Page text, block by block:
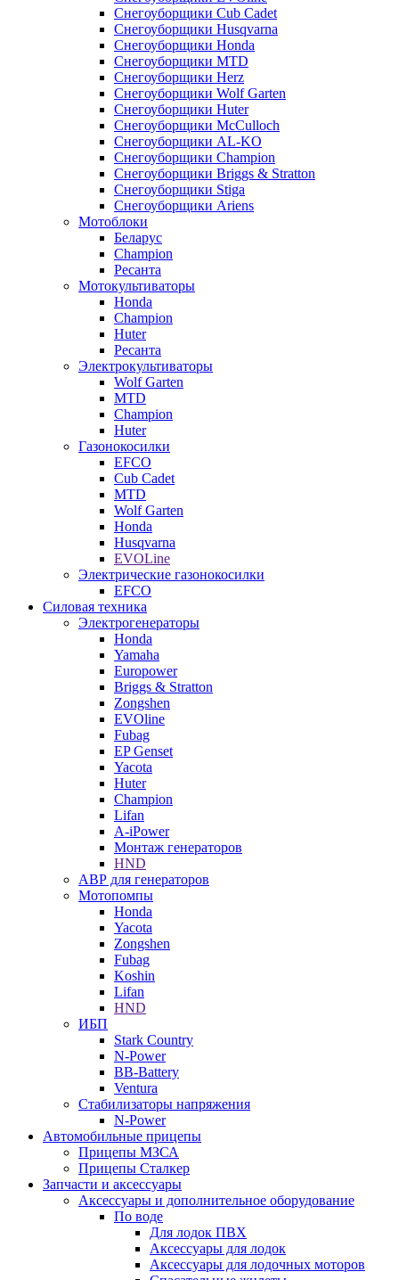
Снегоуборщики Cub Cadet
Снегоуборщики Husqvarna
Снегоуборщики Honda
Снегоуборщики MTD
Снегоуборщики Herz
Снегоуборщики Wolf Garten
Снегоуборщики Huter
Снегоуборщики McCulloch
Снегоуборщики AL-KO
Снегоуборщики Champion
Снегоуборщики Briggs & Stratton
Снегоуборщики Stiga
Снегоуборщики Ariens
Мотоблоки
Беларус
Champion
Ресанта
Мотокультиваторы
Honda
Champion
Huter
Ресанта
Электрокультиваторы
Wolf Garten
MTD
Champion
Huter
Газонокосилки
EFCO
Cub Cadet
MTD
Wolf Garten
Honda
Husqvarna
EVOLine
Электрические газонокосилки
EFCO
Силовая техника
Электрогенераторы
Honda
Yamaha
Europower
Briggs & Stratton
Zongshen
EVOline
Fubag
EP Genset
Yacota
Huter
Champion
Lifan
A-iPower
Монтаж генераторов
HND
АВР для генераторов
Мотопомпы
Honda
Yacota
Zongshen
Fubag
Koshin
Lifan
HND
ИБП
Stark Country
N-Power
BB-Battery
Ventura
Стабилизаторы напряжения
N-Power
Автомобильные прицепы
Прицепы МЗСА
Прицепы Сталкер
Запчасти и аксессуары
Аксессуары и дополнительное оборудование
По воде
Для лодок ПВХ
Аксессуары для лодок
Аксессуары для лодочных моторов